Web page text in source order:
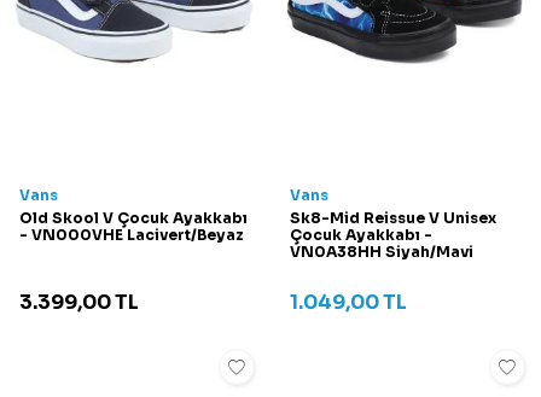
Vans
Old Skool V Çocuk Ayakkabı
- VN000VHE Lacivert/Beyaz
3.399,00TL
Vans
Sk8-Mid Reissue V Unisex
Çocuk Ayakkabı -
VN0A38HH Siyah/Mavi
1.049,00TL